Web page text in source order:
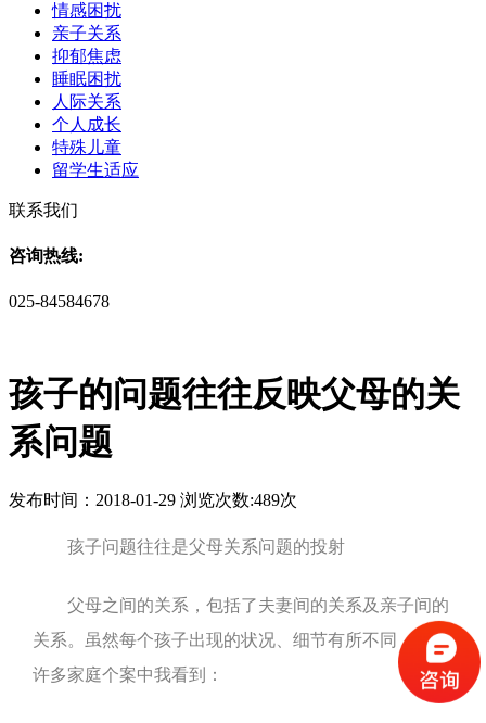
情感困扰
亲子关系
抑郁焦虑
睡眠困扰
人际关系
个人成长
特殊儿童
留学生适应
联系我们
咨询热线:
025-84584678
孩子的问题往往反映父母的关
系问题
发布时间：2018-01-29 浏览次数:489次
孩子问题往往是父母关系问题的投射
父母之间的关系，包括了夫妻间的关系及亲子间的
关系。虽然每个孩子出现的状况、细节有所不同，但从
许多家庭个案中我看到：